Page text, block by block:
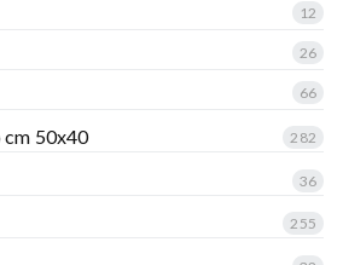
12
26
66
cm 50x40 282
36
255